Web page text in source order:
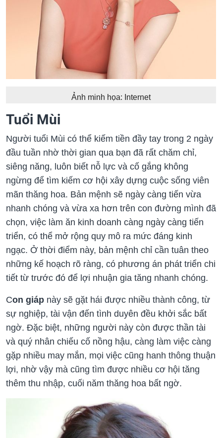
Ảnh minh họa: Internet
Tuổi Mùi
Người tuổi Mùi có thể kiếm tiền đầy tay trong 2 ngày
đầu tuần nhờ thời gian qua bạn đã rất chăm chỉ,
siêng năng, luôn biết nỗ lực và cố gắng không
ngừng để tìm kiếm cơ hội xây dựng cuộc sống viên
mãn thăng hoa. Bản mệnh sẽ ngày càng tiến vừa
nhanh chóng và vừa xa hơn trên con đường mình đã
chọn, việc làm ăn kinh doanh càng ngày càng tiến
triển, có thể mở rộng quy mô ra mức đáng kinh
ngạc. Ở thời điểm này, bản mệnh chỉ cần tuân theo
những kế hoạch rõ ràng, có phương án phát triển chi
tiết từ trước đó để lợi nhuận gia tăng nhanh chóng.
Con giáp này sẽ gặt hái được nhiều thành công, từ
sự nghiệp, tài vận đến tình duyên đều khởi sắc bất
ngờ. Đặc biệt, những người này còn được thần tài
và quý nhân chiếu cố nồng hậu, càng làm việc càng
gặp nhiều may mắn, mọi việc cũng hanh thông thuận
lợi, nhờ vậy mà cũng tìm được nhiều cơ hội tăng
thêm thu nhập, cuối năm thăng hoa bất ngờ.